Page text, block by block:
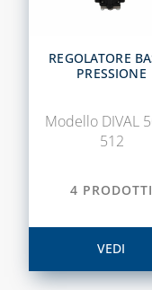
REGOLATORE
PRESSIONE
Modello DIVAL
512
4 PRODOTTI
VEDI